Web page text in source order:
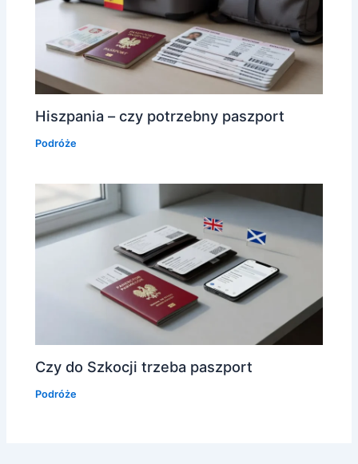
Hiszpania – czy potrzebny paszport
Podróże
Czy do Szkocji trzeba paszport
Podróże